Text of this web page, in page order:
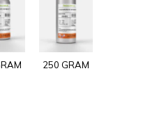
250 GRAM